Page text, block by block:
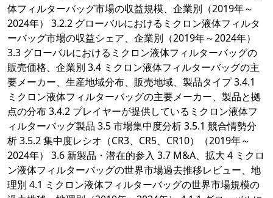
体フィルターバッグ市場の収益規模、企業別（2019年～
2024年） 3.2.2 グローバルにおけるミクロン液体フィルタ
ーバッグ市場の収益シェア、企業別（2019年～2024年）
3.3 グローバルにおけるミクロン液体フィルターバッグの
販売価格、企業別 3.4 ミクロン液体フィルターバッグの主
要メーカー、生産地域分布、販売地域、製品タイプ 3.4.1
ミクロン液体フィルターバッグの主要メーカー、製品と拠
点の分布 3.4.2 プレイヤーが提供しているミクロン液体フ
ィルターバッグ製品 3.5 市場集中度分析 3.5.1 競合情勢分
析 3.5.2 集中度レシオ（CR3、CR5、CR10）（2019年～
2024年） 3.6 新製品・潜在的参入 3.7 M&A、拡大 4 ミクロ
ン液体フィルターバッグの世界市場過去推移レビュー、地
理別 4.1 ミクロン液体フィルターバッグの世界市場規模の